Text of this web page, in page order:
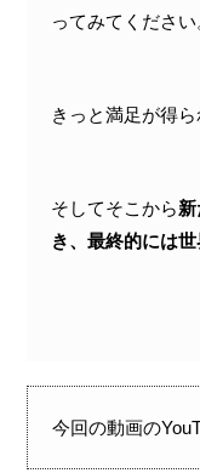
ってみてください
きっと満足が得ら
そしてそこから
き、最終的には
今回の動画の